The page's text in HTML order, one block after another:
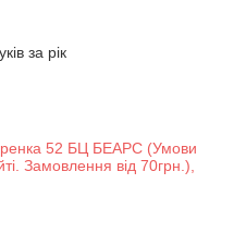
за рік
52 БЦ БЕАРС (Умови
Замовлення від 70грн.),